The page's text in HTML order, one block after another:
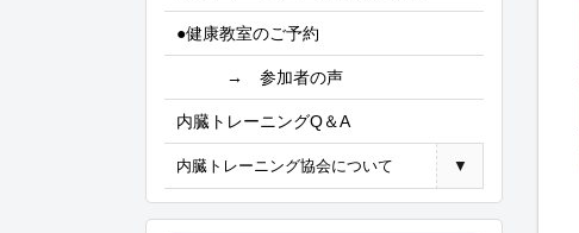
●健康教室のご予約
→ 参加者の声
内臓トレーニングQ＆A
内臓トレーニング協会について ▼